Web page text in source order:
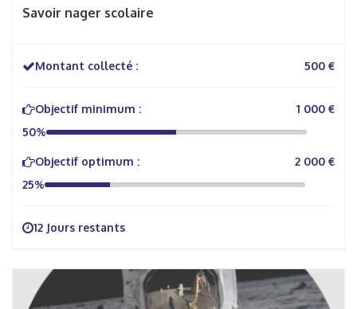
Savoir nager scolaire
Montant collecté : 500 €
Objectif minimum :
1 000 €
50%
Objectif optimum :
2 000 €
25%
12 Jours restants